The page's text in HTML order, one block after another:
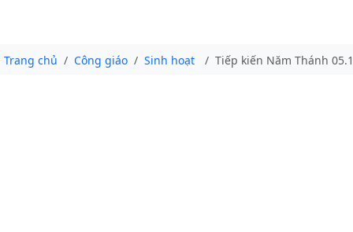
Trang chủ Công giáo Sinh hoạt Tiếp kiến Năm Thánh